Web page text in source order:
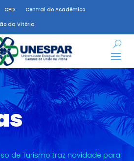
CPD
Central do Acadêmico
da Vitória
de Turismo traz novidade para